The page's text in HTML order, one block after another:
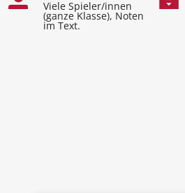
Viele Spieler/innen
(ganze Klasse), Noten
im Text.